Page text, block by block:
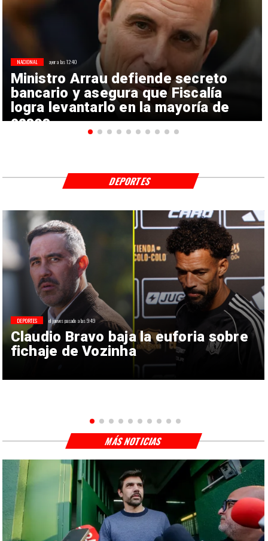
Ministro Arrau defiende secreto
bancario y asegura que Fiscalía
logra levantarlo en la mayoría de
casos
NACIONAL ayer a las 12:40
Claudio Bravo baja la euforia sobre
fichaje de Vozinha
DEPORTES el jueves pasado a las 9:49
DEPORTES
MÁS NOTICIAS